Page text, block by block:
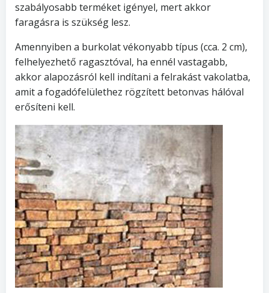
szabályosabb terméket igényel, mert akkor
faragásra is szükség lesz.
Amennyiben a burkolat vékonyabb típus (cca. 2 cm),
felhelyezhető ragasztóval, ha ennél vastagabb,
akkor alapozásról kell indítani a felrakást vakolatba,
amit a fogadófelülethez rögzített betonvas hálóval
erősíteni kell.